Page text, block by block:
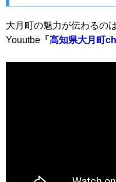
大月町の魅力が伝わるの
Youutbe 「 高知県大月町